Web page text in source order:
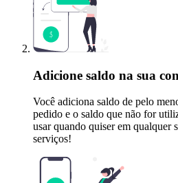
Adicione saldo na sua
Você adiciona saldo de pelo
pedido e o saldo que não for
usar quando quiser em qualquer
serviços!